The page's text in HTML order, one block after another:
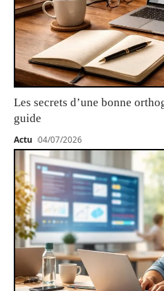
Les secrets d’une bonne
guide
Actu 04/07/2026